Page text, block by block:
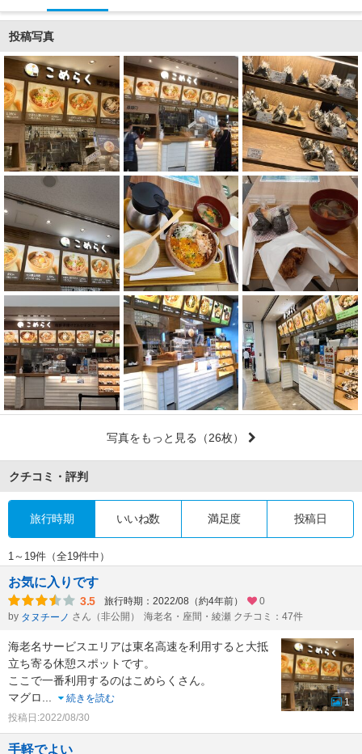
投稿写真
写真をもっと見る （26枚）
クチコミ・評判
旅行時期 いいね数 満足度 投稿日
1～19件（全19件中）
お気に入りです
3.5 旅行時期：2022/08（約4年前）
0
by タヌチーノ さん（非公開） 海老名・座間・綾瀬 クチコミ：47件
海老名サービスエリアは東名高速を利用すると大抵
立ち寄る休憩スポットです。
ここで一番利用するのはこめらくさん。
マグロ...
続きを読む
投稿日:2022/08/30
1
手軽でよい